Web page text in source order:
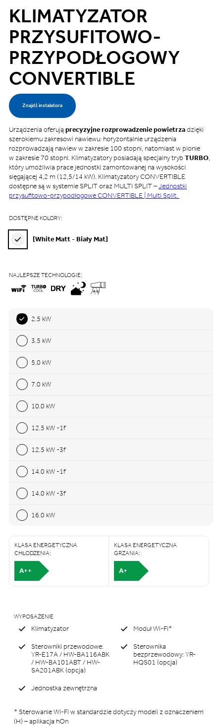
KLIMATYZATOR
PRZYSUFITOWO-
PRZYPODŁOGOWY
CONVERTIBLE
Znajdź instalatora
Urządzenia oferują precyzyjne rozprowadzenie powietrzadzięki
szerokiemu zakresowi nawiewu: horyzontalnie urządzenia
rozprowadzają nawiew w zakresie 100 stopni, natomiast w pionie
w zakresie 70 stopni. Klimatyzatory posiadają specjalny tryb TURBO,
który umożliwia prace jednostki zamontowanej na wysokości
sięgającej 4,2 m (12,5/14 kW). Klimatyzatory CONVERTIBLE
dostępne są w systemie SPLIT oraz MULTI SPLIT –Jednostki
przysufitowo-przypodłogowe CONVERTIBLE | Multi Split.
DOSTĘPNE KOLORY:
[White Matt - Biały Mat]
NAJLEPSZE TECHNOLOGIE:
2.5 kW
3.5 kW
5.0 kW
7.0 kW
10.0 kW
12.5 kW -1f
12.5 kW -3f
14.0 kW -1f
14.0 kW -3f
16.0 kW
KLASA ENERGETYCZNA
CHŁODZENIA:
A++
KLASA ENERGETYCZNA
GRZANIA:
A+
WYPOSAŻENIE
Klimatyzator Moduł Wi-Fi*
Sterowniki przewodowe:
YR-E17A / HW-BA116ABK
/ HW-BA101ABT / HW-
SA201ABK (opcja)
Sterownika
bezprzewodowy: YR-
HQS01 (opcja)
Jednostka zewnętrzna
* Sterowanie Wi-Fi w standardzie dotyczy modeli z oznaczeniem
(H) – aplikacja hOn